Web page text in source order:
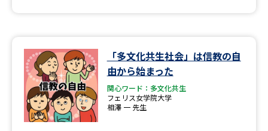
「多文化共生社会」は信教の自
由から始まった
関心ワード：多文化共生
フェリス女学院大学
相澤 一 先生